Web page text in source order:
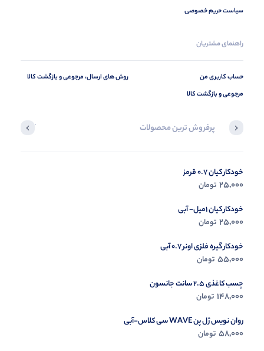
سیاست حریم خصوصی
راهنمای مشتریان
حساب کاربری من
مرجوعی و بازگشت کالا
روش های ارسال، مرجوعی و بازگشت کالا
پرفروش ترین محصولات آخرین
خودکار کیان 0.7 قرمز
25,000 تومان
خودکار کیان 1میل- آبی
25,000 تومان
خودکار گیره فلزی اونر 0.7 آبی
55,000 تومان
چسب کاغذی 2.5 سانت جانسون
148,000 تومان
روان نویس ژل پن WAVE سی کلاس-آبی
58,000 تومان